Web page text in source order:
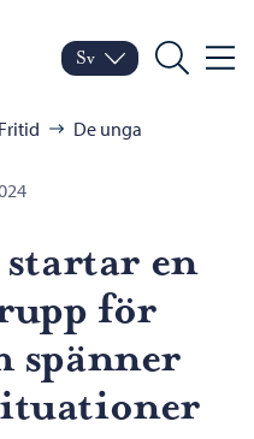
Porvoo – Gå till
Byt språk
Nuvarande språk:
Sv
Sök Meny
Fritid De unga
en
för
spänner